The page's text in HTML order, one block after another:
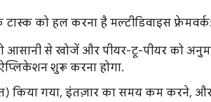
को हल करना है मल्टीडिवाइस फ़्रेमवर्क:
आसानी से खोजें और पीयर-टू-पीयर को
शुरू करना होगा.
किया गया, इंतज़ार का समय कम करने,